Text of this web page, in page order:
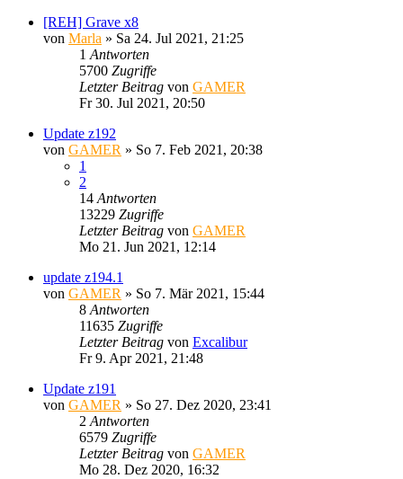
[REH] Grave x8
von Marla » Sa 24. Jul 2021, 21:25
1 Antworten
5700 Zugriffe
Letzter Beitrag von GAMER
Fr 30. Jul 2021, 20:50
Update z192
von GAMER » So 7. Feb 2021, 20:38
1
2
14 Antworten
13229 Zugriffe
Letzter Beitrag von GAMER
Mo 21. Jun 2021, 12:14
update z194.1
von GAMER » So 7. Mär 2021, 15:44
8 Antworten
11635 Zugriffe
Letzter Beitrag von Excalibur
Fr 9. Apr 2021, 21:48
Update z191
von GAMER » So 27. Dez 2020, 23:41
2 Antworten
6579 Zugriffe
Letzter Beitrag von GAMER
Mo 28. Dez 2020, 16:32